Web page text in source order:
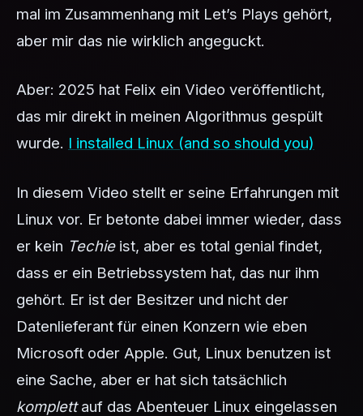
mal im Zusammenhang mit Let’s Plays gehört,
aber mir das nie wirklich angeguckt.
Aber: 2025 hat Felix ein Video veröffentlicht,
das mir direkt in meinen Algorithmus gespült
wurde. I installed Linux (and so should you)
In diesem Video stellt er seine Erfahrungen mit
Linux vor. Er betonte dabei immer wieder, dass
er kein Techieist, aber es total genial findet,
dass er ein Betriebssystem hat, das nur ihm
gehört. Er ist der Besitzer und nicht der
Datenlieferant für einen Konzern wie eben
Microsoft oder Apple. Gut, Linux benutzen ist
eine Sache, aber er hat sich tatsächlich
komplettauf das Abenteuer Linux eingelassen